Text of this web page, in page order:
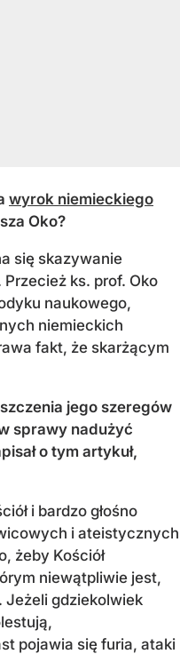
wyrok niemieckiego
Oko?
się skazywanie
Przecież ks. prof. Oko
naukowego,
niemieckich
fakt, że skarżącym
jego szeregów
sprawy nadużyć
o tym artykuł,
i bardzo głośno
i ateistycznych
żeby Kościół
niewątpliwie jest,
Jeżeli gdziekolwiek
pojawia się furia, ataki